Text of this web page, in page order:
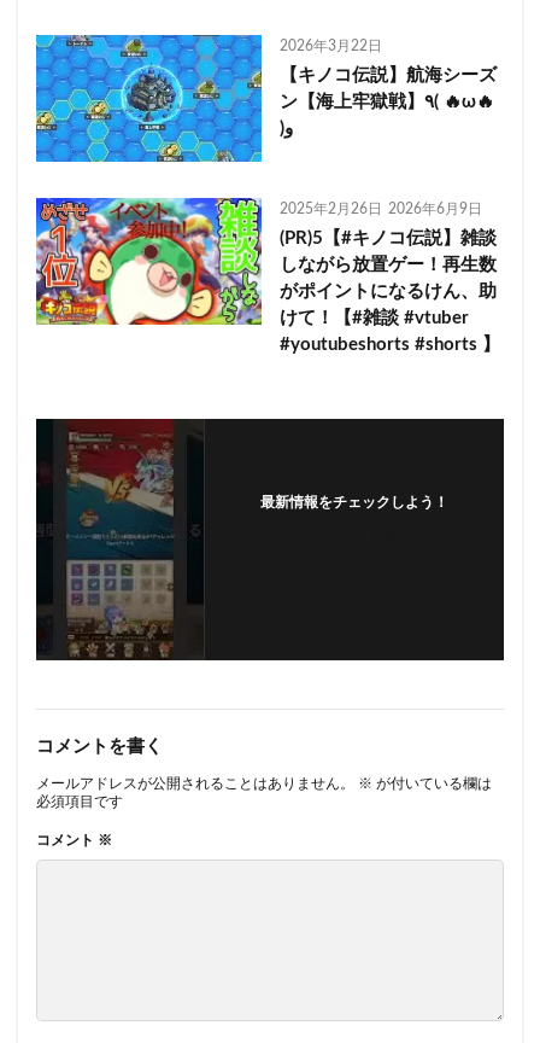
2026年3月22日
【キノコ伝説】航海シーズ
ン【海上牢獄戦】٩( 🔥ω🔥
)و
2025年2月26日 2026年6月9日
(PR)5【#キノコ伝説】雑談
しながら放置ゲー！再生数
がポイントになるけん、助
けて！【#雑談 #vtuber
#youtubeshorts #shorts 】
最新情報をチェックしよう！
コメントを書く
メールアドレスが公開されることはありません。 ※ が付いている欄は
必須項目です
コメント ※